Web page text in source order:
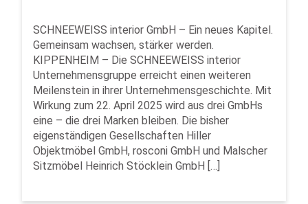
SCHNEEWEISS interior GmbH – Ein neues Kapitel.
Gemeinsam wachsen, stärker werden.
KIPPENHEIM – Die SCHNEEWEISS interior
Unternehmensgruppe erreicht einen weiteren
Meilenstein in ihrer Unternehmensgeschichte. Mit
Wirkung zum 22. April 2025 wird aus drei GmbHs
eine – die drei Marken bleiben. Die bisher
eigenständigen Gesellschaften Hiller
Objektmöbel GmbH, rosconi GmbH und Malscher
Sitzmöbel Heinrich Stöcklein GmbH […]